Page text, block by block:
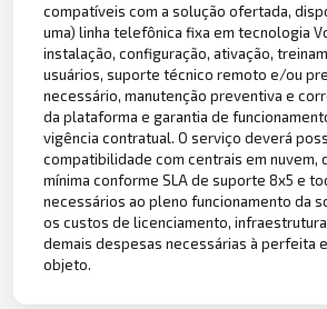
compatíveis com a solução ofertada,
uma) linha telefônica fixa em tecnologia
instalação, configuração, ativação,
usuários, suporte técnico remoto e/ou
necessário, manutenção preventiva e
da plataforma e garantia de
vigência contratual. O serviço deverá
compatibilidade com centrais em nuvem,
mínima conforme SLA de suporte 8x5 e
necessários ao pleno funcionamento da
os custos de licenciamento,
demais despesas necessárias à perfeita
objeto.